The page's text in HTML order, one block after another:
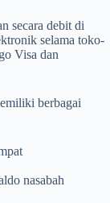
secara debit di
selama toko-
Visa dan
berbagai
nasabah